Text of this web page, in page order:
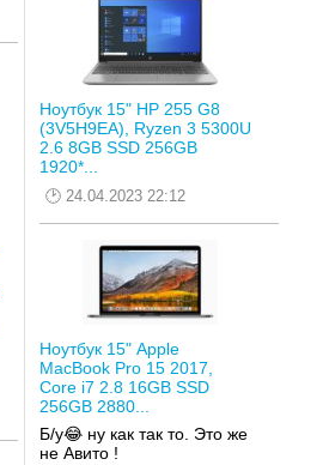
Ноутбук 15" HP 255 G8
(3V5H9EA), Ryzen 3 5300U
2.6 8GB SSD 256GB
1920*...
24.04.2023 22:12
Ноутбук 15" Apple
MacBook Pro 15 2017,
Core i7 2.8 16GB SSD
256GB 2880...
Б/у😂 ну как так то. Это же
не Авито !